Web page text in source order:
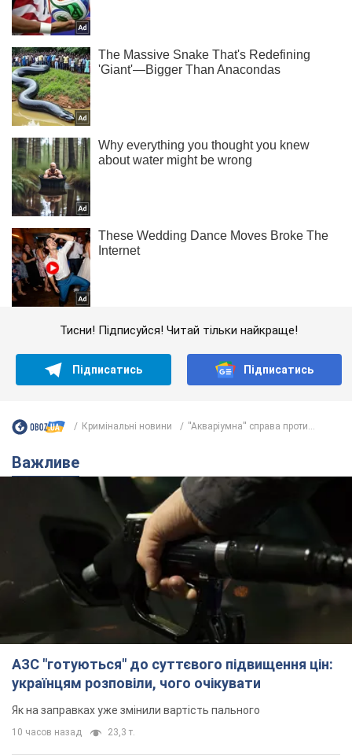
Тисни! Підписуйся! Читай тільки найкраще!
Підписатись Підписатись
Кримінальні новини ''Акваріумна'' справа проти...
Важливе
АЗС "готуються" до суттєвого підвищення цін:
українцям розповіли, чого очікувати
Як на заправках уже змінили вартість пального
10 часов назад 23,3 т.